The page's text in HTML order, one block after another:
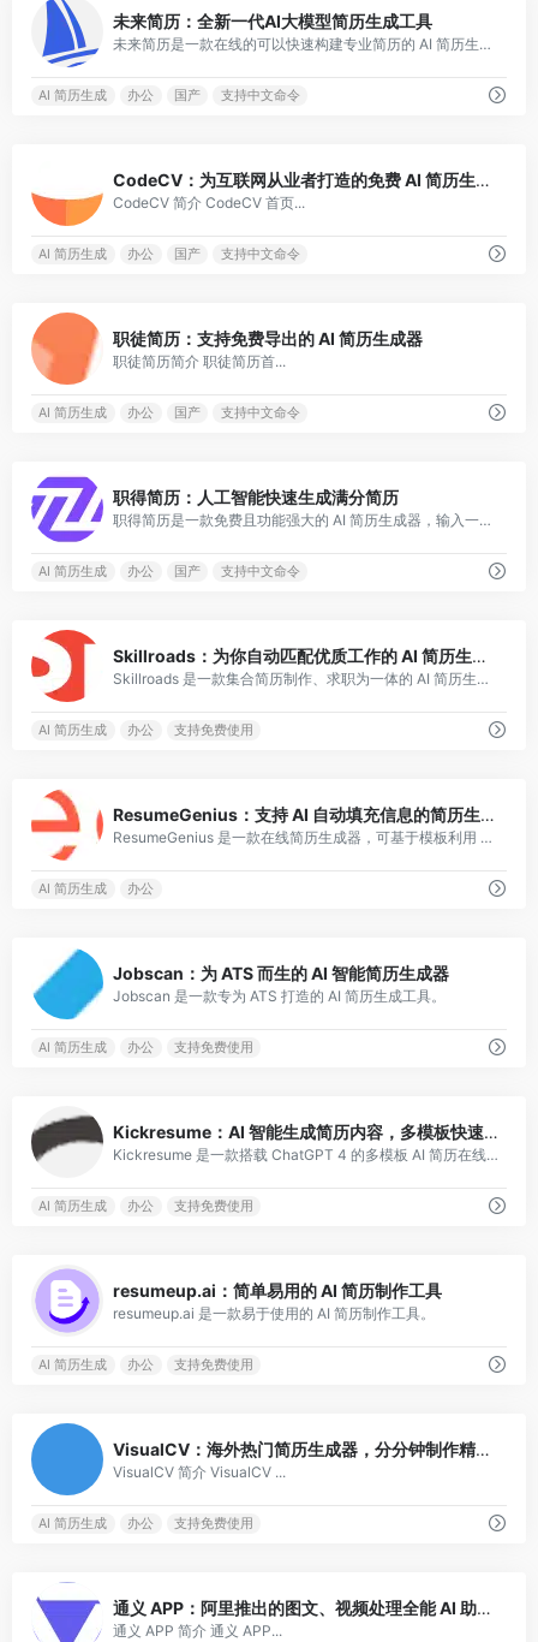
未来简历：全新一代AI大模型简历生成工具
未来简历是一款在线的可以快速构建专业简历的 AI 简历生成器，支持多种模板。
AI 简历生成 办公 国产 支持中文命令
CodeCV：为互联网从业者打造的免费 AI 简历生成器
CodeCV 简介 CodeCV 首页...
AI 简历生成 办公 国产 支持中文命令
职徒简历：支持免费导出的 AI 简历生成器
职徒简历简介 职徒简历首...
AI 简历生成 办公 国产 支持中文命令
职得简历：人工智能快速生成满分简历
职得简历是一款免费且功能强大的 AI 简历生成器，输入一个岗位名称即可快速生成简历内容并自动排版。
AI 简历生成 办公 国产 支持中文命令
Skillroads：为你自动匹配优质工作的 AI 简历生成器
Skillroads 是一款集合简历制作、求职为一体的 AI 简历生成工具。
AI 简历生成 办公 支持免费使用
ResumeGenius：支持 AI 自动填充信息的简历生成器
ResumeGenius 是一款在线简历生成器，可基于模板利用 AI 快速生成完整的简历。
AI 简历生成 办公
Jobscan：为 ATS 而生的 AI 智能简历生成器
Jobscan 是一款专为 ATS 打造的 AI 简历生成工具。
AI 简历生成 办公 支持免费使用
Kickresume：AI 智能生成简历内容，多模板快速制作简历
Kickresume 是一款搭载 ChatGPT 4 的多模板 AI 简历在线生成工具。
AI 简历生成 办公 支持免费使用
resumeup.ai：简单易用的 AI 简历制作工具
resumeup.ai 是一款易于使用的 AI 简历制作工具。
AI 简历生成 办公 支持免费使用
VisualCV：海外热门简历生成器，分分钟制作精美简历
VisualCV 简介 VisualCV ...
AI 简历生成 办公 支持免费使用
通义 APP：阿里推出的图文、视频处理全能 AI 助手 APP
通义 APP 简介 通义 APP...